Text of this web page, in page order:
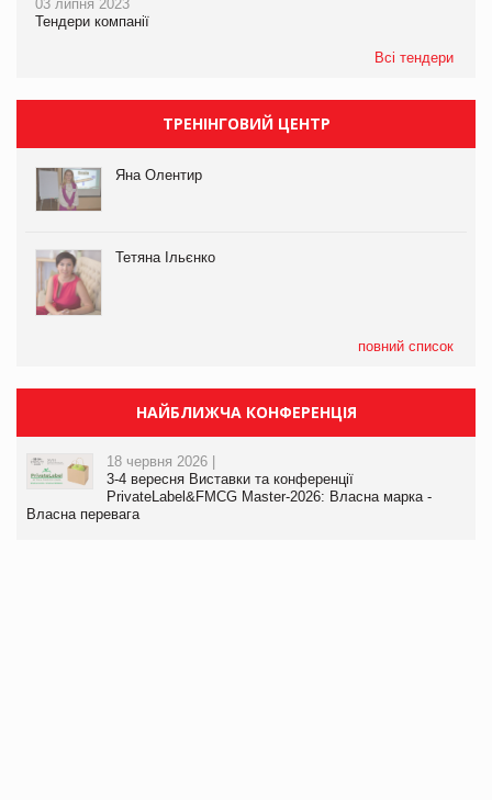
03 липня 2023
Тендери компанії
Всі тендери
ТРЕНІНГОВИЙ ЦЕНТР
Яна Олентир
Тетяна Ільєнко
повний список
НАЙБЛИЖЧА КОНФЕРЕНЦІЯ
18 червня 2026 |
3-4 вересня Виставки та конференції
PrivateLabel&FMCG Master-2026: Власна марка -
Власна перевага